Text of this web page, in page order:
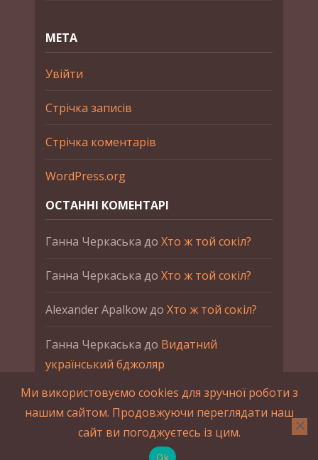
МЕТА
Увійти
Стрічка записів
Стрічка коментарів
WordPress.org
ОСТАННІ КОМЕНТАРІ
Ганна Черкаська до Хто ж той сокіл?
Ганна Черкаська до Хто ж той сокіл?
Alexander Apalkowдо Хто ж той сокіл?
Ганна Черкаська до Видатний
український бджоляр
Ганна ЧеркаськадоПетро Франко
2015-2023 © UAHistory Всі права застережено.
При використанні матеріалів сайта обов'язкове
Ми використовуємо cookies для зручної роботи з
нашим сайтом. Продовжуючи переглядати наш
сайт ви погоджуєтесь із цим.
Ok